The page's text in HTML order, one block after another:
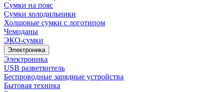
Сумки на пояс
Сумки холодильники
Холщовые сумки с логотипом
Чемоданы
ЭКО-сумки
Электроника
Электроника
USB разветвитель
Беспроводные зарядные устройства
Бытовая техника